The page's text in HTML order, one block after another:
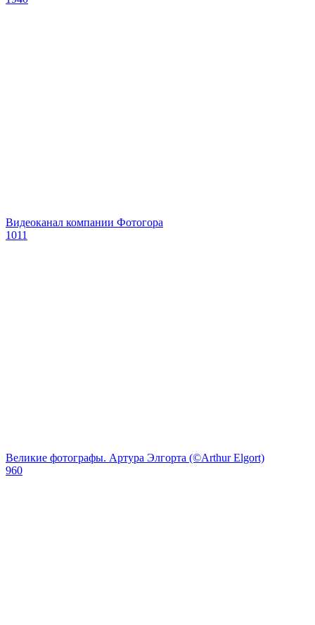
Видеоканал компании Фотогора
1011
Великие фотографы. Артура Элгорта (©Arthur Elgort)
960